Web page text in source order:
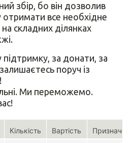
збір, бо він дозволив
все необхідне
складних ділянках
за донати, за
поруч із
Ми переможемо.
Кількість Вартість